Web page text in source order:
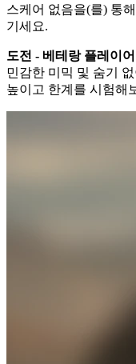
스케어 없음을(를) 통
기세요.
도전 - 베테랑 플레이
민감한 미믹 및 숨기
높이고 한계를 시험해